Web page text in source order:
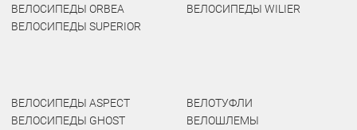
ВЕЛОСИПЕДЫ ORBEA
ВЕЛОСИПЕДЫ SUPERIOR
ВЕЛОСИПЕДЫ WILIER
ВЕЛОСИПЕДЫ ASPECT
ВЕЛОСИПЕДЫ GHOST
ВЕЛОТУФЛИ
ВЕЛОШЛЕМЫ